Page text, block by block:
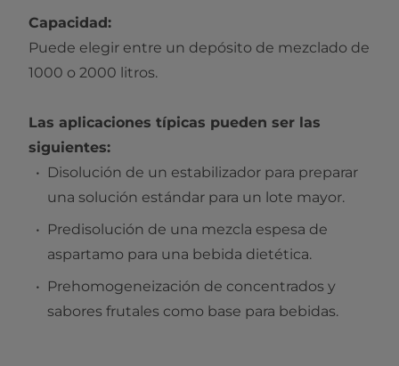
Capacidad:
Puede elegir entre un depósito de mezclado de
1000 o 2000 litros.
Las aplicaciones típicas pueden ser las
siguientes:
Disolución de un estabilizador para preparar
una solución estándar para un lote mayor.
Predisolución de una mezcla espesa de
aspartamo para una bebida dietética.
Prehomogeneización de concentrados y
sabores frutales como base para bebidas.